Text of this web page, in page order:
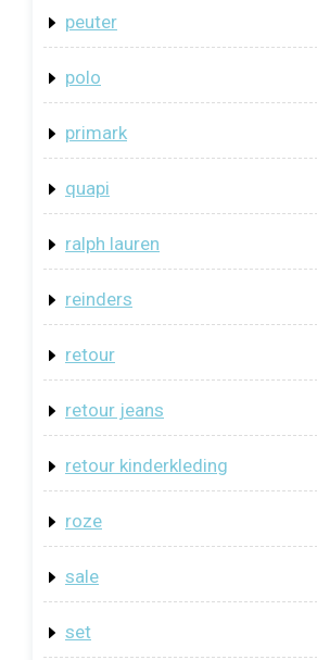
peuter
polo
primark
quapi
ralph lauren
reinders
retour
retour jeans
retour kinderkleding
roze
sale
set